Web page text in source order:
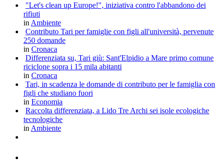
"Let's clean up Europe!", iniziativa contro l'abbandono dei
rifiuti
in Ambiente
Contributo Tari per famiglie con figli all'università, pervenute
250 domande
in Cronaca
Differenziata su, Tari giù: Sant'Elpidio a Mare primo comune
riciclone sopra i 15 mila abitanti
in Cronaca
Tari, in scadenza le domande di contributo per le famiglia con
figli che studiano fuori
in Economia
Raccolta differenziata, a Lido Tre Archi sei isole ecologiche
tecnologiche
in Ambiente